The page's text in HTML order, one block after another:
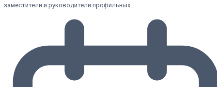
заместители и руководители профильных…